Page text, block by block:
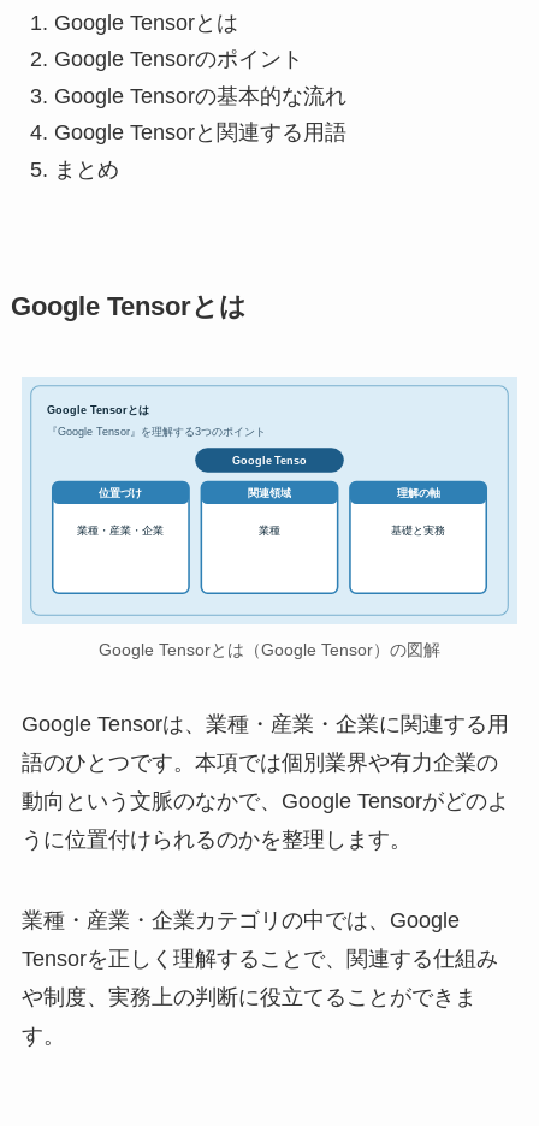
Google Tensorとは
Google Tensorのポイント
Google Tensorの基本的な流れ
Google Tensorと関連する用語
まとめ
Google Tensorとは
Google Tensorとは
『Google Tensor』を理解する3つのポイント
Google Tenso
位置づけ
業種・産業・企業
関連領域
業種
理解の軸
基礎と実務
Google Tensorとは（Google Tensor）の図解
Google Tensorは、業種・産業・企業に関連する用
語のひとつです。本項では個別業界や有力企業の
動向という文脈のなかで、Google Tensorがどのよ
うに位置付けられるのかを整理します。
業種・産業・企業カテゴリの中では、Google
Tensorを正しく理解することで、関連する仕組み
や制度、実務上の判断に役立てることができま
す。